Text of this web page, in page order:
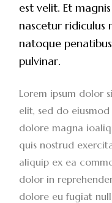
est velit. Et
nascetur ridiculus
natoque
pulvinar.
Lorem ipsum dolor
elit, sed do
dolore magna
quis nostrud
aliquip ex ea
dolor in
dolore eu fugiat